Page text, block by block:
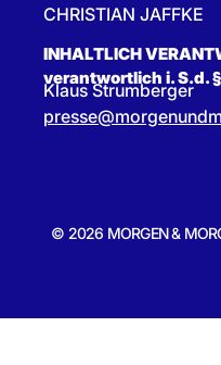
CHRISTIAN JAFFKE
INHALTLICH
verantwortlich i. S.d.
Klaus Strumberger
© 2026 MORGEN &